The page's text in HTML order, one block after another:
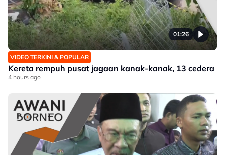
01:26
VIDEO TERKINI & POPULAR
Kereta rempuh pusat jagaan kanak-kanak, 13 cedera
4 hours ago